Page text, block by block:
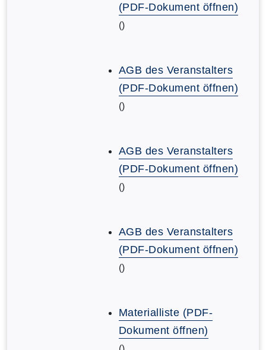
(PDF-Dokument öffnen)
()
AGB des Veranstalters
(PDF-Dokument öffnen)
()
AGB des Veranstalters
(PDF-Dokument öffnen)
()
AGB des Veranstalters
(PDF-Dokument öffnen)
()
Materialliste (PDF-
Dokument öffnen)